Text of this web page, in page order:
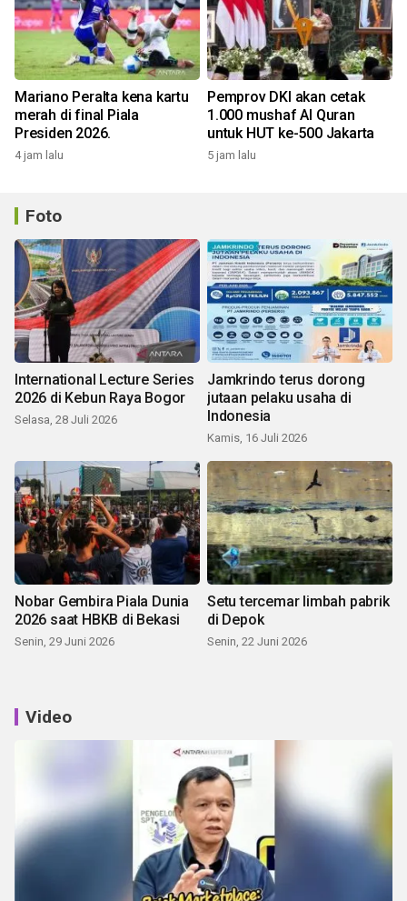
Mariano Peralta kena kartu
merah di final Piala
Presiden 2026.
4 jam lalu
Pemprov DKI akan cetak
1.000 mushaf Al Quran
untuk HUT ke-500 Jakarta
5 jam lalu
Foto
International Lecture Series
2026 di Kebun Raya Bogor
Selasa, 28 Juli 2026
Jamkrindo terus dorong
jutaan pelaku usaha di
Indonesia
Kamis, 16 Juli 2026
Nobar Gembira Piala Dunia
2026 saat HBKB di Bekasi
Senin, 29 Juni 2026
Setu tercemar limbah pabrik
di Depok
Senin, 22 Juni 2026
Video